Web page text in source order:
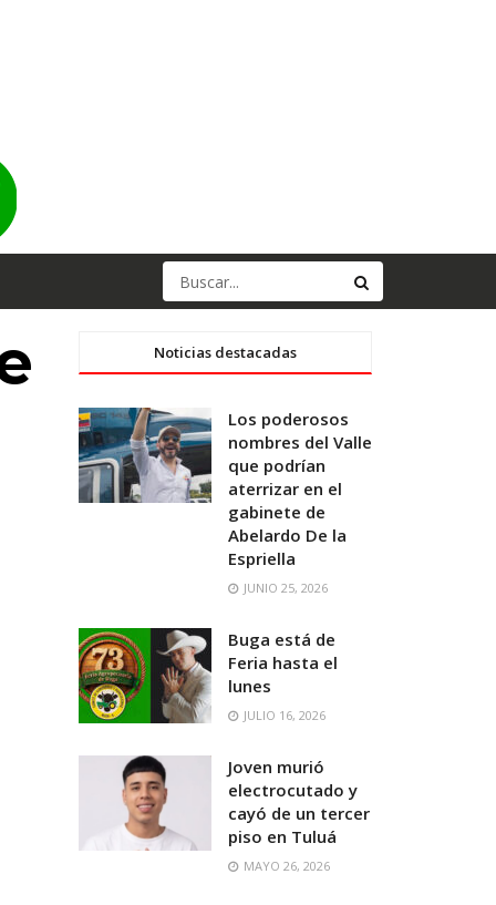
Noticias destacadas
Los poderosos
nombres del Valle
que podrían
aterrizar en el
gabinete de
Abelardo De la
Espriella
JUNIO 25, 2026
Buga está de
Feria hasta el
lunes
JULIO 16, 2026
Joven murió
electrocutado y
cayó de un tercer
piso en Tuluá
MAYO 26, 2026